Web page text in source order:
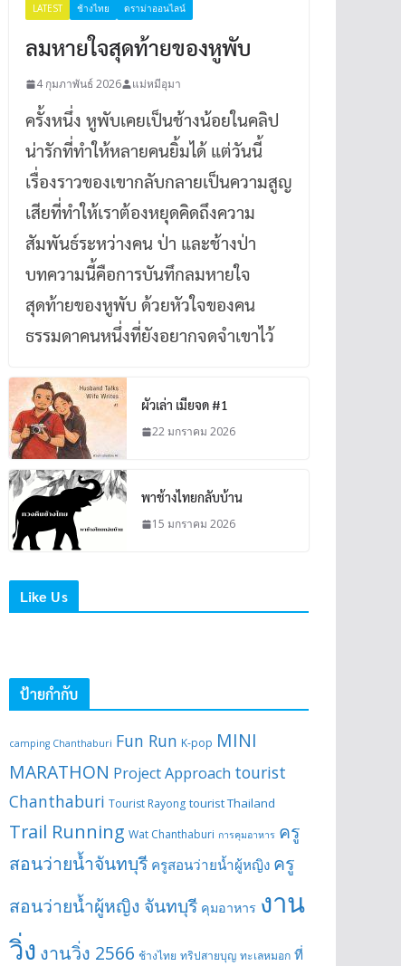
LATEST ช้างไทย ดราม่าออนไลน์
ลมหายใจสุดท้ายของหูพับ
4 กุมภาพันธ์ 2026 แม่หมีอุมา
ครั้งหนึ่ง หูพับเคยเป็นช้างน้อยในคลิป
น่ารักที่ทำให้หลายคนยิ้มได้ แต่วันนี้
เรื่องราวของเขากลับกลายเป็นความสูญ
เสียที่ทำให้เราต้องหยุดคิดถึงความ
สัมพันธ์ระหว่างคน ป่า และช้างป่า
บทความนี้คือการบันทึกลมหายใจ
สุดท้ายของหูพับ ด้วยหัวใจของคน
ธรรมดาคนหนึ่งที่ยังอยากจดจำเขาไว้
ผัวเล่า เมียจด #1
22 มกราคม 2026
พาช้างไทยกลับบ้าน
15 มกราคม 2026
Like Us
ป้ายกำกับ
camping Chanthaburi Fun Run K-pop MINI
MARATHON Project Approach tourist
Chanthaburi Tourist Rayong tourist Thailand
Trail Running Wat Chanthaburi การคุมอาหาร ครู
สอนว่ายน้ำจันทบุรี ครูสอนว่ายน้ำผู้หญิง ครู
สอนว่ายน้ำผู้หญิง จันทบุรี คุมอาหาร งาน
วิ่ง งานวิ่ง 2566 ช้างไทย ทริปสายบุญ ทะเลหมอก ที่